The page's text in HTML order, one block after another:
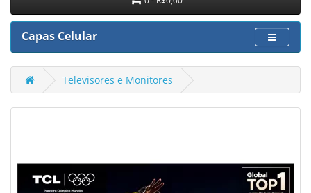
Capas Celular
Televisores e Monitores